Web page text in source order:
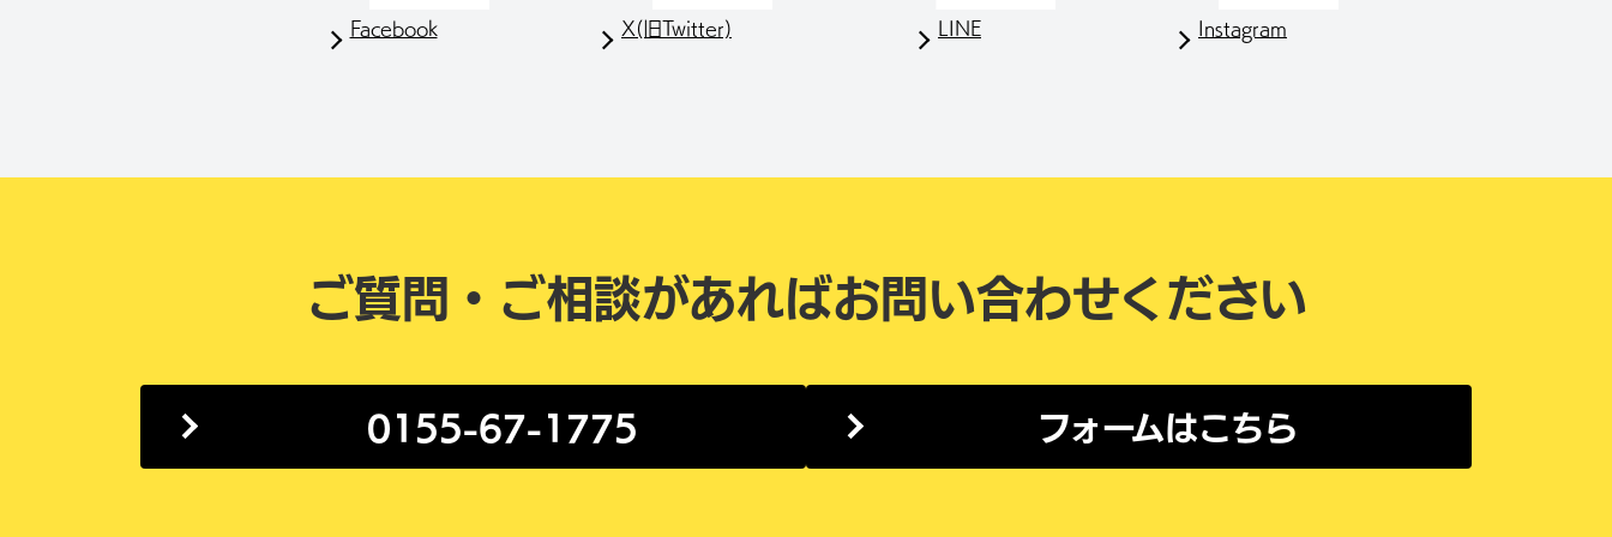
Facebook X(旧Twitter) LINE Instagram
ご質問・ご相談があればお問い合わせください
0155-67-1775 フォームはこちら